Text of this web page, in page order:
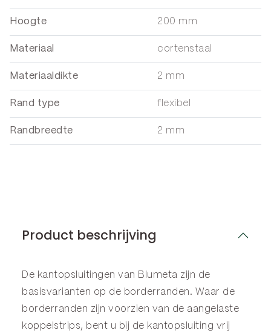
Hoogte 200 mm
Materiaal cortenstaal
Materiaaldikte 2 mm
Rand type flexibel
Randbreedte 2 mm
Product beschrijving
De kantopsluitingen van Blumeta zijn de
basisvarianten op de borderranden . Waar de
borderranden zijn voorzien van de aangelaste
koppelstrips, bent u bij de kantopsluiting vrij